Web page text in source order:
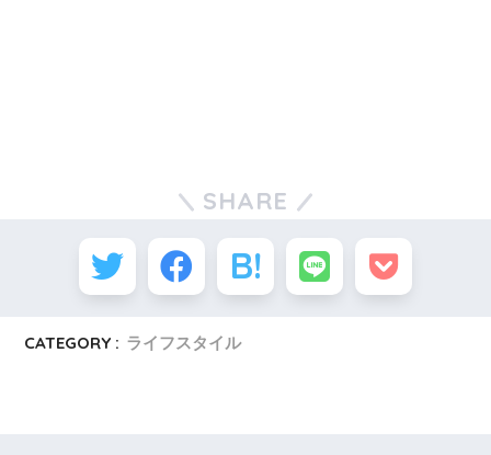
SHARE
CATEGORY : ライフスタイル